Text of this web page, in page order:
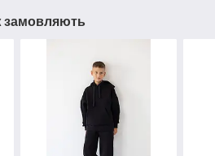
замовляють